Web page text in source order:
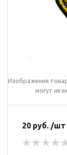
Изображения
могут
20 руб. /шт